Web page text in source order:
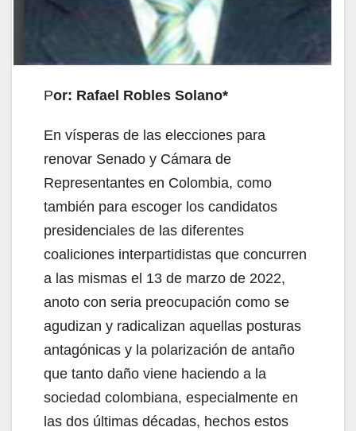
Por: Rafael Robles Solano*
En vísperas de las elecciones para
renovar Senado y Cámara de
Representantes en Colombia, como
también para escoger los candidatos
presidenciales de las diferentes
coaliciones interpartidistas que concurren
a las mismas el 13 de marzo de 2022,
anoto con seria preocupación como se
agudizan y radicalizan aquellas posturas
antagónicas y la polarización de antaño
que tanto daño viene haciendo a la
sociedad colombiana, especialmente en
las dos últimas décadas, hechos estos